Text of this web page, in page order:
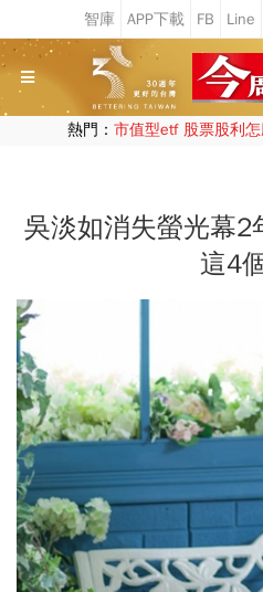
熱門： 市值型etf 股票股利
吳淡如消失螢光幕2
這4